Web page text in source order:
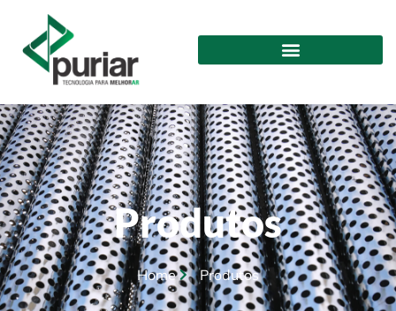
Produtos
Home Produtos